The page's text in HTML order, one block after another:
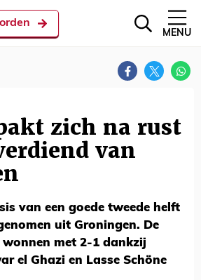
MENU
zich na rust
van
van een goede tweede helft
uit Groningen. De
met 2-1 dankzij
el Ghazi en Lasse Schöne